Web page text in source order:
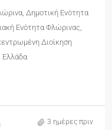
Δημοτική Ενότητα
Ενότητα Φλώρινας,
Διοίκηση
Ελλάδα
3 ημέρες πριν